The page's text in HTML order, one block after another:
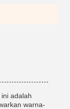
adalah
warna-